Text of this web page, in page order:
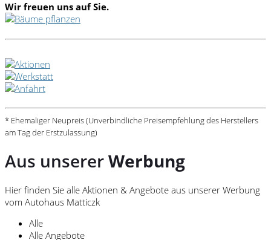
Wir freuen uns auf Sie.
* Ehemaliger Neupreis (Unverbindliche Preisempfehlung des Herstellers
am Tag der Erstzulassung)
Aus unsererWerbung
Hier finden Sie alle Aktionen & Angebote aus unserer Werbung
vom Autohaus Matticzk
Alle
Alle Angebote